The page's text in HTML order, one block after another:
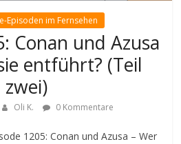
Episoden im Fernsehen
Conan und Azusa
entführt? (Teil
zwei)
Oli K. 0 Kommentare
1205: Conan und Azusa – Wer